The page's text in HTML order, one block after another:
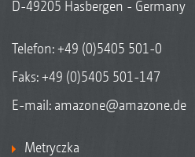
D-49205 Hasbergen - Germany
Telefon:+49 (0)5405 501-0
Faks: +49 (0)5405 501-147
E-mail: amazone@amazone.de
Metryczka